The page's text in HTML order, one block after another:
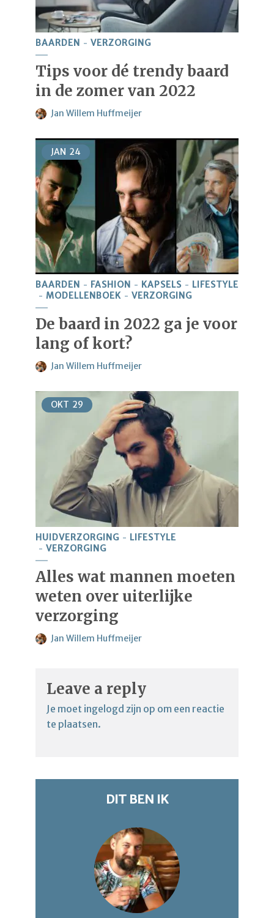
BAARDEN VERZORGING
Tips voor dé trendy baard
in de zomer van 2022
Jan Willem Huffmeijer
JAN 24
BAARDEN FASHION KAPSELS
LIFESTYLE
MODELLENBOEK
VERZORGING
De baard in 2022 ga je voor
lang of kort?
Jan Willem Huffmeijer
OKT 29
HUIDVERZORGING
LIFESTYLE
VERZORGING
Alles wat mannen moeten
weten over uiterlijke
verzorging
Jan Willem Huffmeijer
Leave a reply
Je moet ingelogd zijn op om een reactie
te plaatsen.
DIT BEN IK